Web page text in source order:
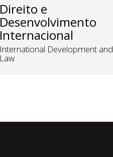
Direito e
Desenvolvimento
Internacional
International Development and
Law